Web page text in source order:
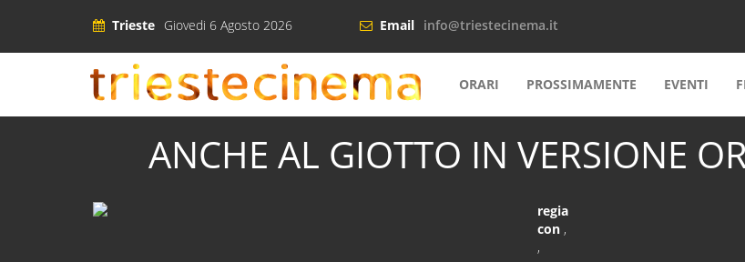
Trieste Giovedi 6 Agosto 2026 Email info@triestecinema.it
ORARI PROSSIMAMENTE EVENTI
ANCHE AL GIOTTO IN VERSIONE
regia
con,
,